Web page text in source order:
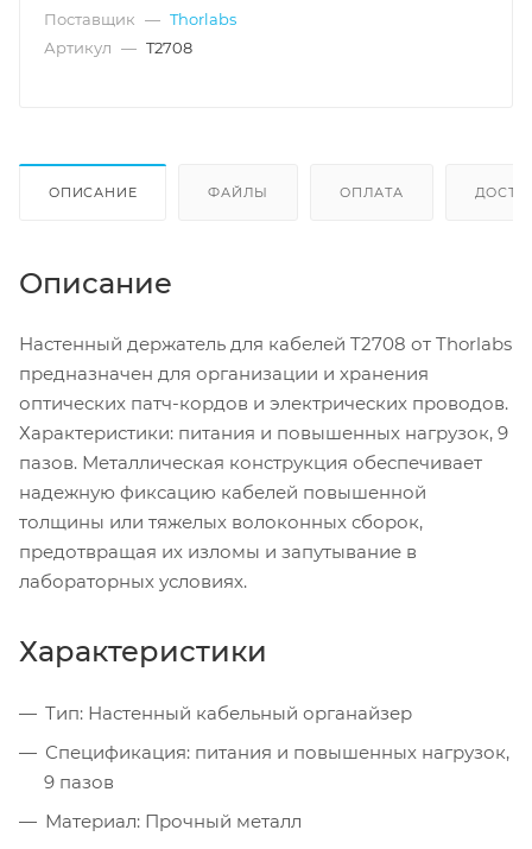
Поставщик — Thorlabs
Артикул — T2708
ОПИСАНИЕ ФАЙЛЫ ОПЛАТА
Описание
Настенный держатель для кабелей T2708 от Thorlabs
предназначен для организации и хранения
оптических патч-кордов и электрических проводов.
Характеристики: питания и повышенных нагрузок, 9
пазов. Металлическая конструкция обеспечивает
надежную фиксацию кабелей повышенной
толщины или тяжелых волоконных сборок,
предотвращая их изломы и запутывание в
лабораторных условиях.
Характеристики
Тип: Настенный кабельный органайзер
Спецификация: питания и повышенных нагрузок,
9 пазов
Материал: Прочный металл